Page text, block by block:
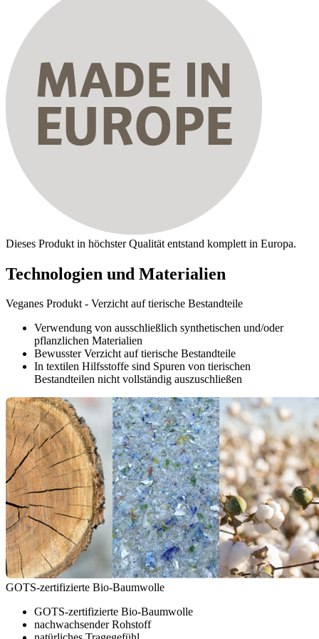
Dieses Produkt in höchster Qualität entstand komplett in Europa.
Technologien und Materialien
Veganes Produkt - Verzicht auf tierische Bestandteile
Verwendung von ausschließlich synthetischen und/oder
pflanzlichen Materialien
Bewusster Verzicht auf tierische Bestandteile
In textilen Hilfsstoffe sind Spuren von tierischen
Bestandteilen nicht vollständig auszuschließen
GOTS-zertifizierte Bio-Baumwolle
GOTS-zertifizierte Bio-Baumwolle
nachwachsender Rohstoff